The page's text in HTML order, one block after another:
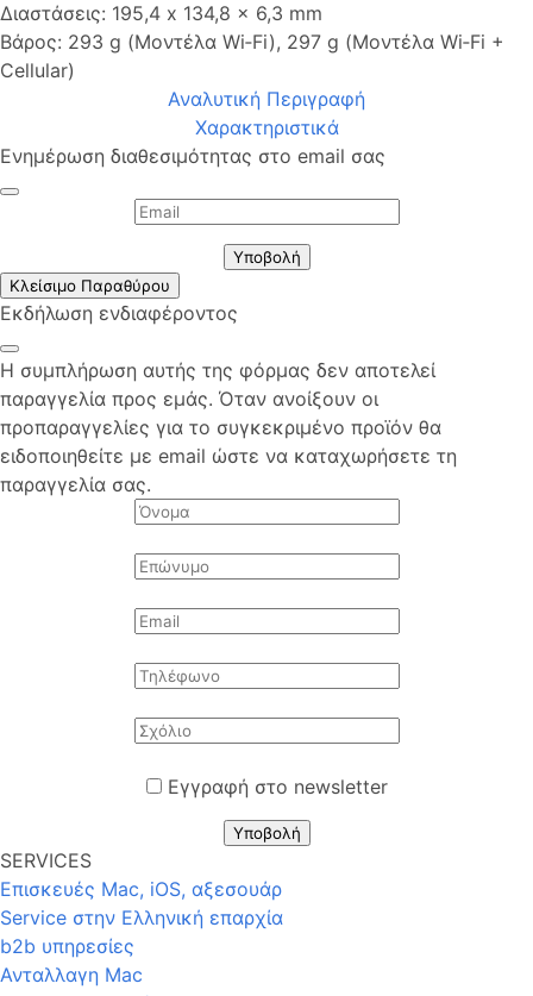
Διαστάσεις: 195,4 x 134,8 x 6,3 mm
Βάρος: 293 g (Μοντέλα Wi‑Fi), 297 g (Μοντέλα Wi‑Fi +
Cellular)
Αναλυτική Περιγραφή
Χαρακτηριστικά
Ενημέρωση διαθεσιμότητας στο email σας
Υποβολή
Κλείσιμο Παραθύρου
Εκδήλωση ενδιαφέροντος
Η συμπλήρωση αυτής της φόρμας δεν αποτελεί
παραγγελία προς εμάς. Όταν ανοίξουν οι
προπαραγγελίες για το συγκεκριμένο προϊόν θα
ειδοποιηθείτε με email ώστε να καταχωρήσετε τη
παραγγελία σας.
Εγγραφή στο newsletter
Υποβολή
SERVICES
Επισκευές Mac, iOS, αξεσουάρ
Service στην Eλληνική επαρχία
b2b υπηρεσίες
Ανταλλαγη Mac